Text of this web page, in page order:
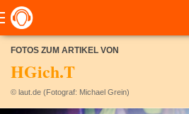
FOTOS ZUM ARTIKEL VON
HGich.T
© laut.de (Fotograf: Michael Grein)